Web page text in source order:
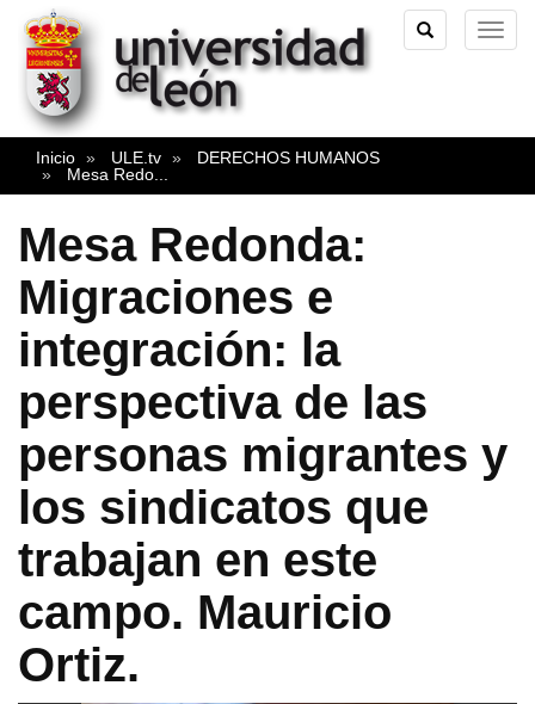
TOGGLE
SEARCH
Inicio ULE.tv
DERECHOS HUMANOS
Mesa Redo
Mesa Redonda:
Migraciones e
integración: la
perspectiva de las
personas migrantes y
los sindicatos que
trabajan en este
campo. Mauricio
Ortiz.